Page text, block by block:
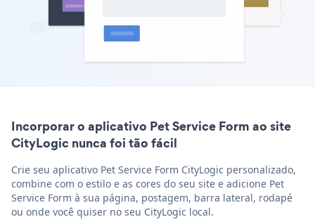
Incorporar o aplicativo Pet Service Form ao site
CityLogic nunca foi tão fácil
Crie seu aplicativo Pet Service Form CityLogic personalizado,
combine com o estilo e as cores do seu site e adicione Pet
Service Form à sua página, postagem, barra lateral, rodapé
ou onde você quiser no seu CityLogic local.